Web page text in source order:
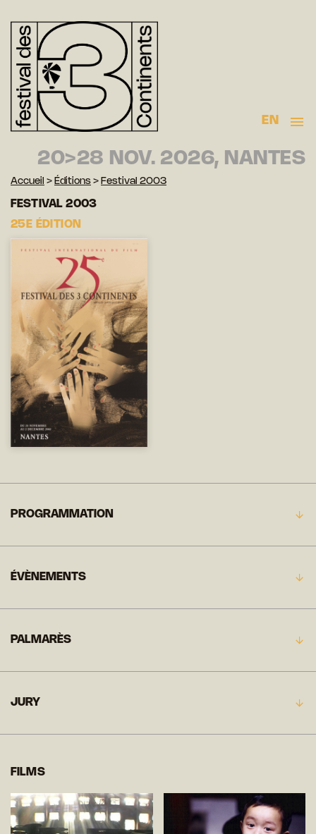
EN
20>28 NOV. 2026, NANTES
Accueil > Éditions > Festival 2003
FESTIVAL 2003
25E ÉDITION
PROGRAMMATION
ÉVÈNEMENTS
PALMARÈS
JURY
FILMS